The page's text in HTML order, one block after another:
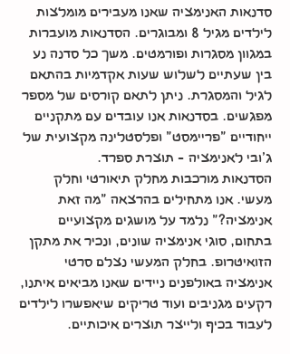
סדנאות האנימציה שאנו מעבירים מומלצות
לילדים מגיל 8 ומבוגרים. הסדנאות מועברות
במגוון מסגרות ופורמטים. משך כל סדנה נע
בין שעתיים לשלוש שעות אקדמיות בהתאם
לגיל והמסגרת. ניתן לתאם קורסים של מספר
מפגשים. בסדנאות אנו עובדים עם מתקניים
ייחודיים "פריימסט" ופלסטלינה מקצועית של
ג'ובי לאנימציה - תוצרת ספרד.
הסדנאות מורכבות מחלק תיאורטי וחלק
מעשי. אנו מתחילים בהרצאה "מה זאת
אנימציה?" נלמד על מושגים מקצועיים
בתחום, סוגי אנימציה שונים, ונכיר את מתקן
הזואיטרופ. בחלק המעשי נצלם סרטי
אנימציה באולפנים ניידים שאנו מביאים איתנו,
רקעים מגניבים ועוד טריקים שיאפשרו לילדים
לעבוד בכיף ולייצר תוצרים איכותיים.